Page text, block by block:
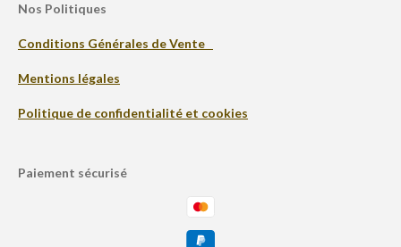
Nos Politiques
Conditions Générales de Vente
Mentions légales
Politique de confidentialité et cookies
Paiement sécurisé